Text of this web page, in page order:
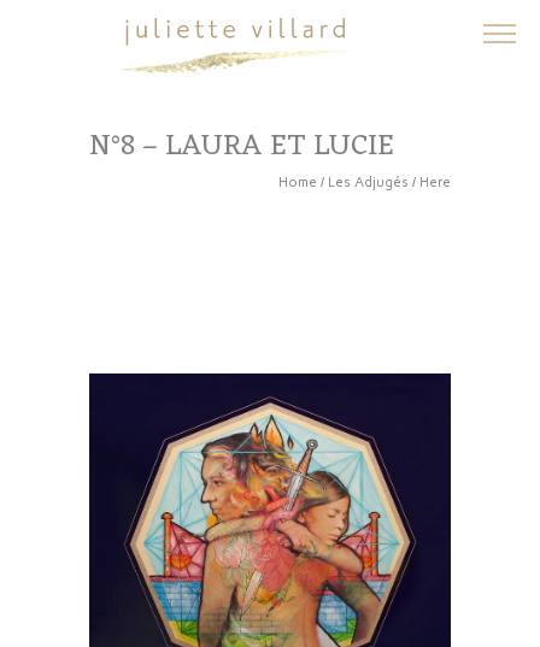
N°8 – LAURA ET LUCIE
Home / Les Adjugés / Here